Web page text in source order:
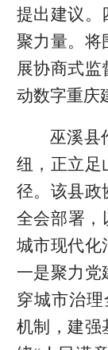
提出建议。
聚力量。将
展协商式
动数字重庆
巫溪县
纽，正立足
径。该县政
全会部署，
城市现代化
一是聚力党
穿城市治
机制，建强